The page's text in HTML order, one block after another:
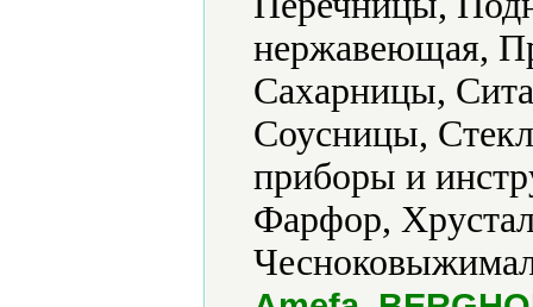
нержавеющая,
Сахарницы,
Соусницы,
приборы и
Фарфор,